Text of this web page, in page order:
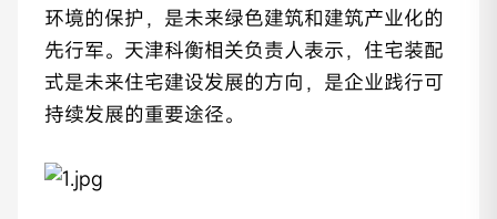
环境的保护，是未来绿色建筑和建筑产业化的
先行军。天津科衡相关负责人表示，住宅装配
式是未来住宅建设发展的方向，是企业践行可
持续发展的重要途径。